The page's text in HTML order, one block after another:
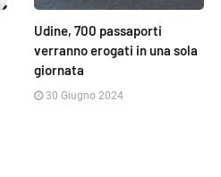
Udine, 700 passaporti
verranno erogati in una sola
giornata
30 Giugno 2024